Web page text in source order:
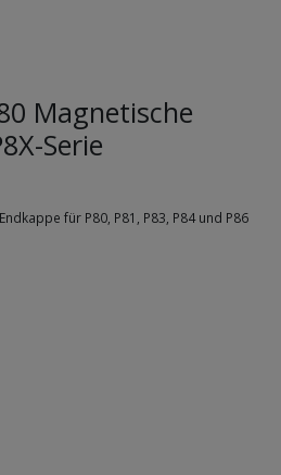
Magnetische
Serie
für P80, P81, P83, P84 und P86